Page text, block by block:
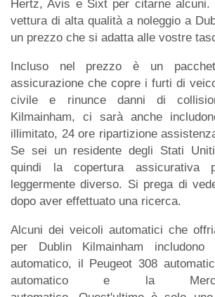
Hertz, Avis e Sixt per citarne
vettura di alta qualità a noleggio a
un prezzo che si adatta alle vostre
Incluso nel prezzo è un
assicurazione che copre i furti di
civile e rinunce danni di
Kilmainham, ci sarà anche
illimitato, 24 ore ripartizione
Se sei un residente degli Stati
quindi la copertura assicurativa
leggermente diverso. Si prega di
dopo aver effettuato una ricerca.
Alcuni dei veicoli automatici che
per Dublin Kilmainham
automatico, il Peugeot 308
automatico e la